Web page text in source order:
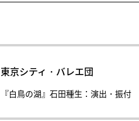
東京シティ・バレエ団
『白鳥の湖』石田種生：演出・振付